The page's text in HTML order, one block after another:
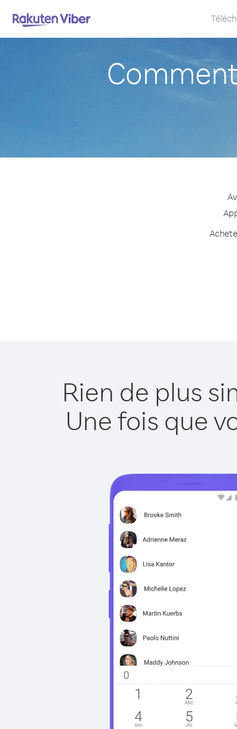
Rien de plus
Une fois que